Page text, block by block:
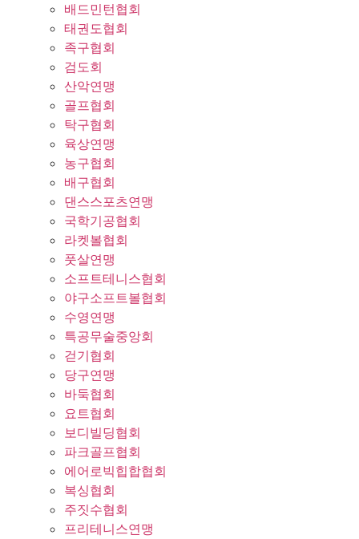
배드민턴협회
태권도협회
족구협회
검도회
산악연맹
골프협회
탁구협회
육상연맹
농구협회
배구협회
댄스스포츠연맹
국학기공협회
라켓볼협회
풋살연맹
소프트테니스협회
야구소프트볼협회
수영연맹
특공무술중앙회
걷기협회
당구연맹
바둑협회
요트협회
보디빌딩협회
파크골프협회
에어로빅힙합협회
복싱협회
주짓수협회
프리테니스연맹